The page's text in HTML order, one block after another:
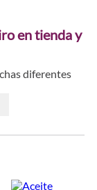
en tienda y
diferentes